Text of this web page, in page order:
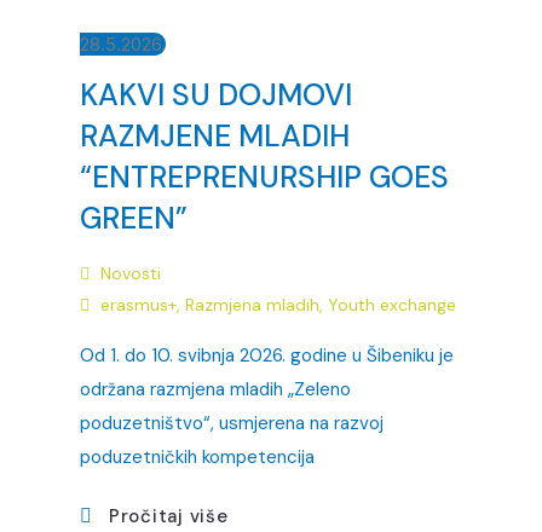
28.5.2026.
KAKVI SU DOJMOVI
RAZMJENE MLADIH
“ENTREPRENURSHIP GOES
GREEN”
Novosti
erasmus+,Razmjena mladih,Youth exchange
Od 1. do 10. svibnja 2026. godine u Šibeniku je
održana razmjena mladih „Zeleno
poduzetništvo“, usmjerena na razvoj
poduzetničkih kompetencija
Pročitaj više